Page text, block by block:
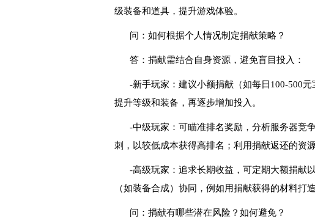
级装备和道具，提升游戏体验。
问：如何根据个人情况制定捐献策略？
答：捐献需结合自身资源，避免盲目投入：
-新手玩家：建议小额捐献（如每日100-500
提升等级和装备，再逐步增加投入。
-中级玩家：可瞄准排名奖励，分析服务器竞
刺，以较低成本获得高排名；利用捐献返还的资
-高级玩家：追求长期收益，可定期大额捐献
（如装备合成）协同，例如用捐献获得的材料打
问：捐献有哪些潜在风险？如何避免？